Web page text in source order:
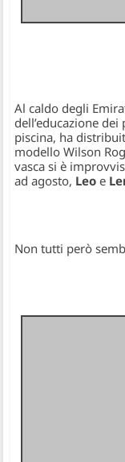
Al caldo degli
dell’educazione
piscina, ha
modello Wilson
vasca si è
ad agosto, Leoe
Non tutti però